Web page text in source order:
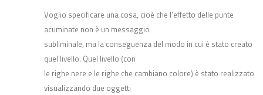
Voglio specificare una cosa, cioè che l’effetto delle punte
acuminate non è un messaggio
subliminale, ma la conseguenza del modo in cui è stato creato
quel livello. Quel livello (con
le righe nere e le righe che cambiano colore) è stato realizzato
visualizzando due oggetti